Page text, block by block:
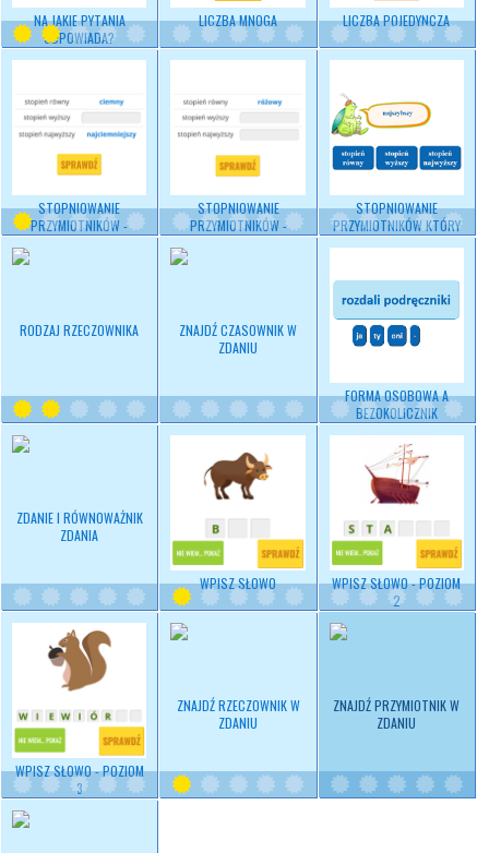
NA JAKIE PYTANIA
ODPOWIADA?
LICZBA MNOGA LICZBA POJEDYNCZA
STOPNIOWANIE
PRZYMIOTNIKÓW -
POZIOM 1
STOPNIOWANIE
PRZYMIOTNIKÓW -
POZIOM 2
STOPNIOWANIE
PRZYMIOTNIKÓW KTÓRY
STOPIEŃ
RODZAJ RZECZOWNIKA
ZNAJDŹ CZASOWNIK W
ZDANIU
FORMA OSOBOWA A
BEZOKOLICZNIK
ZDANIE I RÓWNOWAŻNIK
ZDANIA
WPISZ SŁOWO
WPISZ SŁOWO - POZIOM
2
WPISZ SŁOWO - POZIOM
3
ZNAJDŹ RZECZOWNIK W
ZDANIU
ZNAJDŹ PRZYMIOTNIK W
ZDANIU